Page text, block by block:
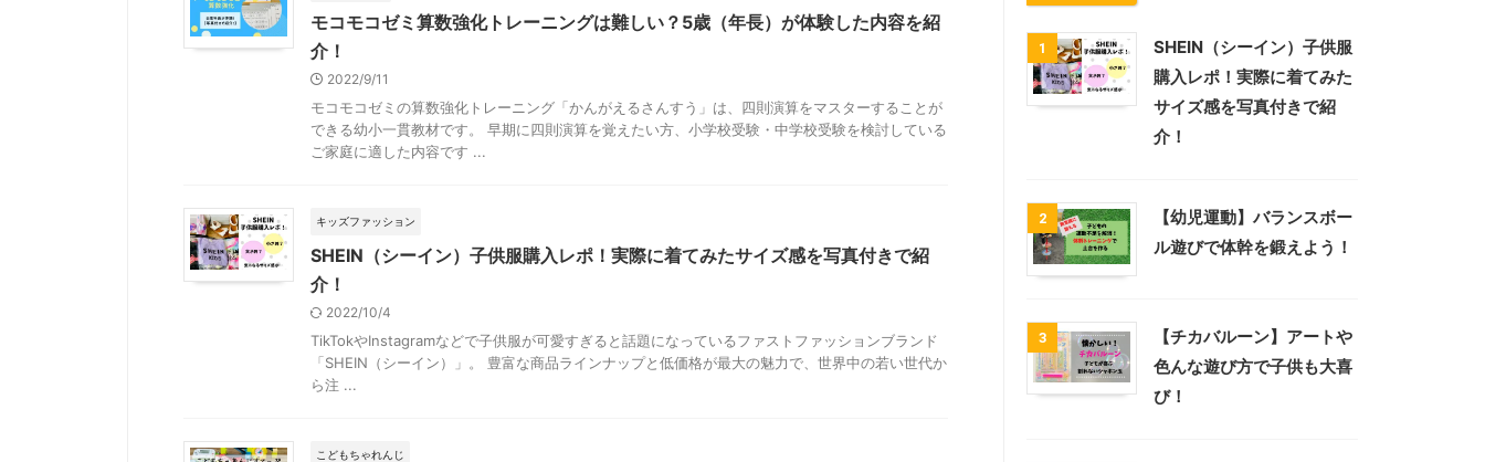
モコモコゼミ算数強化トレーニングは難しい？5歳（年長）が体験した内容を紹
介！
2022/9/11
モコモコゼミの算数強化トレーニング「かんがえるさんすう」は、四則演算をマスターすることが
できる幼小一貫教材です。 早期に四則演算を覚えたい方、小学校受験・中学校受験を検討している
ご家庭に適した内容です ...
キッズファッション
SHEIN（シーイン）子供服購入レポ！実際に着てみたサイズ感を写真付きで紹
介！
2022/10/4
TikTokやInstagramなどで子供服が可愛すぎると話題になっているファストファッションブランド
「SHEIN（シーイン）」。 豊富な商品ラインナップと低価格が最大の魅力で、世界中の若い世代か
ら注 ...
こどもちゃれんじ
1
SHEIN（シーイン）子供服
購入レポ！実際に着てみた
サイズ感を写真付きで紹
介！
2
【幼児運動】バランスボー
ル遊びで体幹を鍛えよう！
3
【チカバルーン】アートや
色んな遊び方で子供も大喜
び！